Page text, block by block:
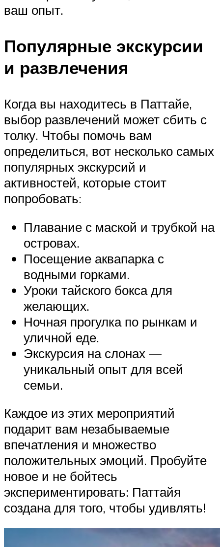
ваш опыт.
Популярные экскурсии
и развлечения
Когда вы находитесь в Паттайе,
выбор развлечений может сбить с
толку. Чтобы помочь вам
определиться, вот несколько самых
популярных экскурсий и
активностей, которые стоит
попробовать:
Плавание с маской и трубкой на
островах.
Посещение аквапарка с
водными горками.
Уроки тайского бокса для
желающих.
Ночная прогулка по рынкам и
уличной еде.
Экскурсия на слонах —
уникальный опыт для всей
семьи.
Каждое из этих мероприятий
подарит вам незабываемые
впечатления и множество
положительных эмоций. Пробуйте
новое и не бойтесь
экспериментировать: Паттайя
создана для того, чтобы удивлять!